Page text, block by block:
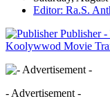
Editor: Ra.S.
Publisher
Koolywwod Movie
- Advertisement -